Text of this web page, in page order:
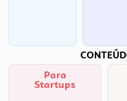
Para
Startups